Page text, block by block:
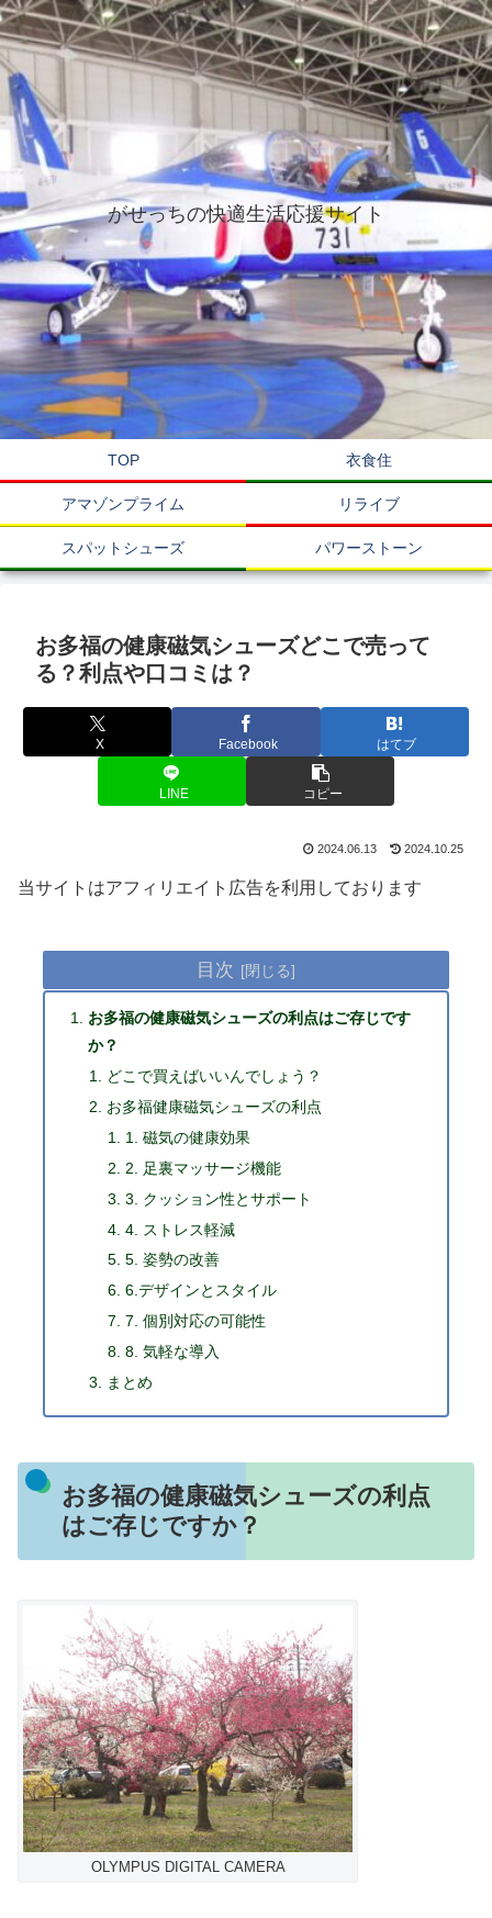
がせっちの快適生活応援サイト
TOP 衣食住
アマゾンプライム リライブ
スパットシューズ パワーストーン
お多福の健康磁気シューズどこで売って
る？利点や口コミは？
X Facebook はてブ
LINE コピー
2024.06.13 2024.10.25
当サイトはアフィリエイト広告を利用しております
目次
お多福の健康磁気シューズの利点はご存じです
か？
どこで買えばいいんでしょう？
お多福健康磁気シューズの利点
1. 磁気の健康効果
2. 足裏マッサージ機能
3. クッション性とサポート
4. ストレス軽減
5. 姿勢の改善
6.デザインとスタイル
7. 個別対応の可能性
8. 気軽な導入
まとめ
お多福の健康磁気シューズの利点
はご存じですか？
OLYMPUS DIGITAL CAMERA